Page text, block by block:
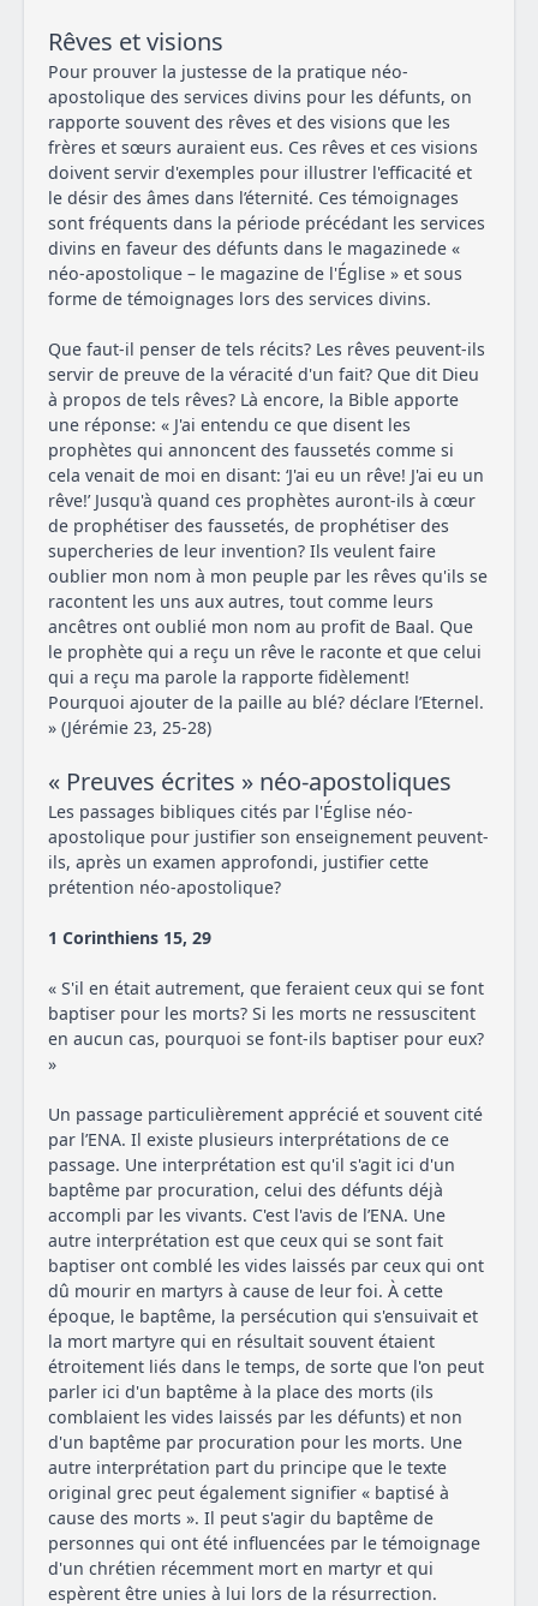
Rêves et visions
Pour prouver la justesse de la pratique néo-
apostolique des services divins pour les défunts, on
rapporte souvent des rêves et des visions que les
frères et sœurs auraient eus. Ces rêves et ces visions
doivent servir d'exemples pour illustrer l'efficacité et
le désir des âmes dans l’éternité. Ces témoignages
sont fréquents dans la période précédant les services
divins en faveur des défunts dans le magazinede «
néo-apostolique – le magazine de l'Église » et sous
forme de témoignages lors des services divins.
Que faut-il penser de tels récits? Les rêves peuvent-ils
servir de preuve de la véracité d'un fait? Que dit Dieu
à propos de tels rêves? Là encore, la Bible apporte
une réponse: « J'ai entendu ce que disent les
prophètes qui annoncent des faussetés comme si
cela venait de moi en disant: ‘J'ai eu un rêve! J'ai eu un
rêve!’ Jusqu'à quand ces prophètes auront-ils à cœur
de prophétiser des faussetés, de prophétiser des
supercheries de leur invention? Ils veulent faire
oublier mon nom à mon peuple par les rêves qu'ils se
racontent les uns aux autres, tout comme leurs
ancêtres ont oublié mon nom au profit de Baal. Que
le prophète qui a reçu un rêve le raconte et que celui
qui a reçu ma parole la rapporte fidèlement!
Pourquoi ajouter de la paille au blé? déclare l’Eternel.
» (Jérémie 23, 25-28)
« Preuves écrites » néo-apostoliques
Les passages bibliques cités par l'Église néo-
apostolique pour justifier son enseignement peuvent-
ils, après un examen approfondi, justifier cette
prétention néo-apostolique?
1 Corinthiens 15, 29
« S'il en était autrement, que feraient ceux qui se font
baptiser pour les morts? Si les morts ne ressuscitent
en aucun cas, pourquoi se font-ils baptiser pour eux?
»
Un passage particulièrement apprécié et souvent cité
par l’ENA. Il existe plusieurs interprétations de ce
passage. Une interprétation est qu'il s'agit ici d'un
baptême par procuration, celui des défunts déjà
accompli par les vivants. C'est l'avis de l’ENA. Une
autre interprétation est que ceux qui se sont fait
baptiser ont comblé les vides laissés par ceux qui ont
dû mourir en martyrs à cause de leur foi. À cette
époque, le baptême, la persécution qui s'ensuivait et
la mort martyre qui en résultait souvent étaient
étroitement liés dans le temps, de sorte que l'on peut
parler ici d'un baptême à la place des morts (ils
comblaient les vides laissés par les défunts) et non
d'un baptême par procuration pour les morts. Une
autre interprétation part du principe que le texte
original grec peut également signifier « baptisé à
cause des morts ». Il peut s'agir du baptême de
personnes qui ont été influencées par le témoignage
d'un chrétien récemment mort en martyr et qui
espèrent être unies à lui lors de la résurrection.